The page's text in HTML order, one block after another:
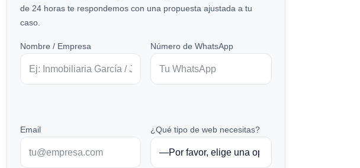
de 24 horas te respondemos con una propuesta ajustada a tu
caso.
Nombre / Empresa Número de WhatsApp
Email ¿Qué tipo de web necesitas?